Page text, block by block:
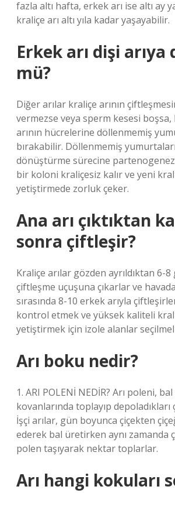
fazla altı hafta, erkek arı ise altı ay
kraliçe arı altı yıla kadar yaşayabilir.
Erkek arı dişi
mü?
Diğer arılar kraliçe arının
vermezse veya sperm kesesi boşsa,
arının hücrelerine döllenmemiş
bırakabilir. Döllenmemiş
dönüştürme sürecine
bir koloni kraliçesiz kalır ve yeni
yetiştirmede zorluk çeker.
Ana arı çıktıktan
sonra çiftleşir?
Kraliçe arılar gözden ayrıldıktan 6-
çiftleşme uçuşuna çıkarlar ve
sırasında 8-10 erkek arıyla
kontrol etmek ve yüksek kaliteli
yetiştirmek için izole alanlar
Arı boku nedir?
1. ARI POLENİ NEDİR? Arı poleni, bal
kovanlarında toplayıp
İşçi arılar, gün boyunca çiçekten
ederek bal üretirken aynı zamanda
polen taşıyarak nektar toplarlar.
Arı hangi kokuları